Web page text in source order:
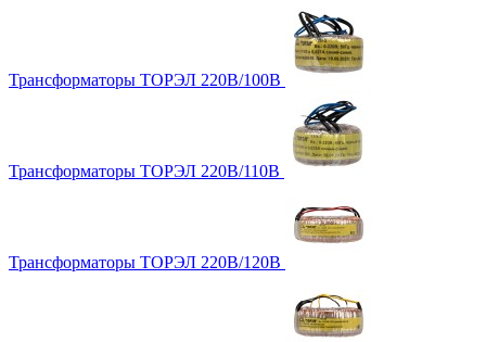
Трансформаторы ТОРЭЛ 220В/100В
Трансформаторы ТОРЭЛ 220В/110В
Трансформаторы ТОРЭЛ 220В/120В